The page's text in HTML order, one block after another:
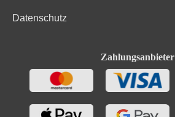
Datenschutz
Zahlungsanbieter